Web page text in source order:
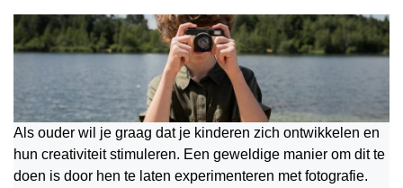
Als ouder wil je graag dat je kinderen zich ontwikkelen en
hun creativiteit stimuleren. Een geweldige manier om dit te
doen is door hen te laten experimenteren met fotografie.